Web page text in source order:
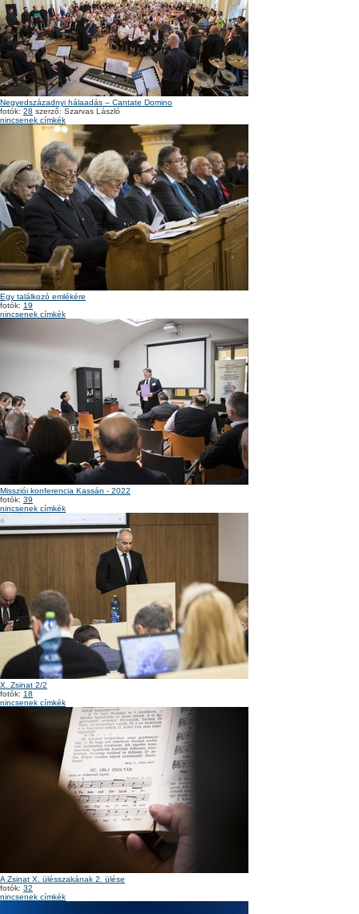
Negyedszázadnyi hálaadás – Cantate Domino
fotók: 28 szerző: Szarvas László
nincsenek címkék
Egy találkozó emlékére
fotók: 19
nincsenek címkék
Missziói konferencia Kassán - 2022
fotók: 39
nincsenek címkék
X. Zsinat 2/2
fotók: 18
nincsenek címkék
A Zsinat X. ülésszakának 2. ülése
fotók: 32
nincsenek címkék